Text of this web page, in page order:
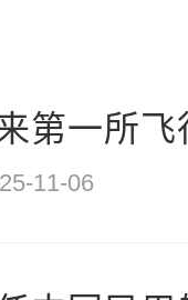
第一所飞
11-06